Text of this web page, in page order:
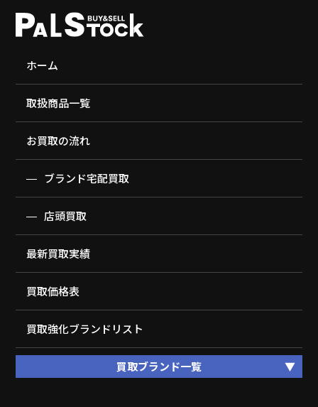
ホーム
取扱商品一覧
お買取の流れ
ブランド宅配買取
店頭買取
最新買取実績
買取価格表
買取強化ブランドリスト
買取ブランド一覧